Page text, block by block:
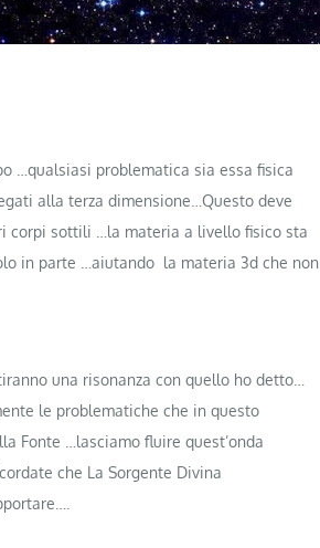
…qualsiasi problematica sia essa fisica
alla terza dimensione…Questo deve
corpi sottili …la materia a livello fisico sta
in parte …aiutando la materia 3d che non
una risonanza con quello ho detto…
le problematiche che in questo
Fonte …lasciamo fluire quest’onda
che La Sorgente Divina